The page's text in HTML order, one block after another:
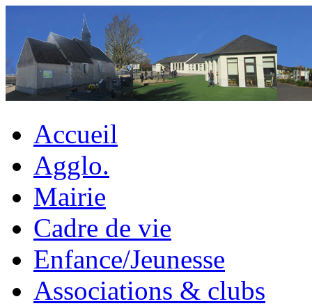
Accueil
Agglo.
Mairie
Cadre de vie
Enfance/Jeunesse
Associations & clubs